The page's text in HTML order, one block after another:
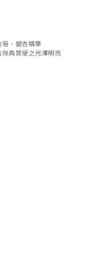
菊、銀杏精華
角質使之光澤明亮